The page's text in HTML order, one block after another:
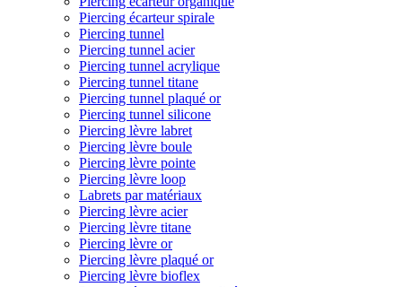
Piercing écarteur spirale
Piercing tunnel
Piercing tunnel acier
Piercing tunnel acrylique
Piercing tunnel titane
Piercing tunnel plaqué or
Piercing tunnel silicone
Piercing lèvre labret
Piercing lèvre boule
Piercing lèvre pointe
Piercing lèvre loop
Labrets par matériaux
Piercing lèvre acier
Piercing lèvre titane
Piercing lèvre or
Piercing lèvre plaqué or
Piercing lèvre bioflex